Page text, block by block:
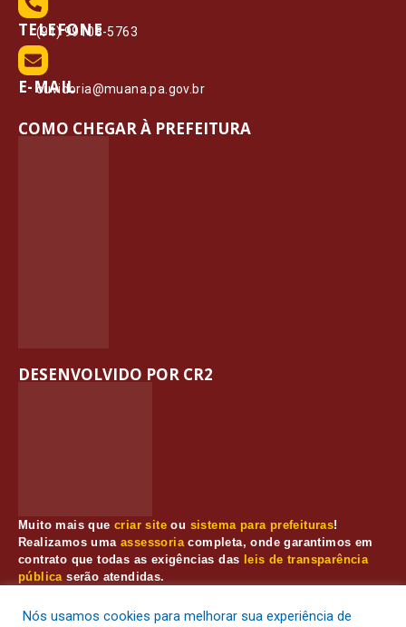
TELEFONE
(91) 99108-5763
E-MAIL
ouvidoria@muana.pa.gov.br
COMO CHEGAR À PREFEITURA
Muito mais quecriar site ou sistema para prefeituras!
Realizamos umaassessoriacompleta, onde garantimos em
contrato que todas as exigências das leis de transparência
públicaserão atendidas.
DESENVOLVIDO POR CR2
Nós usamos cookies para melhorar sua experiência de